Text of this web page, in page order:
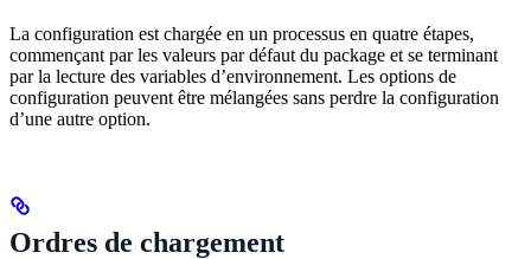
La configuration est chargée en un processus en quatre étapes,
commençant par les valeurs par défaut du package et se terminant
par la lecture des variables d’environnement. Les options de
configuration peuvent être mélangées sans perdre la configuration
d’une autre option.
Ordres de chargement